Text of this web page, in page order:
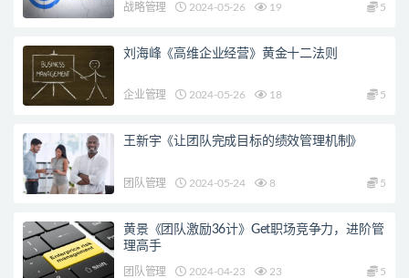
战略管理 2024-05-26 19 5
刘海峰《高维企业经营》黄金十二法则
企业管理 2024-05-26 18 5
王新宇《让团队完成目标的绩效管理机制》
团队管理 2024-05-24 8 5
黄景《团队激励36计》Get职场竞争力，进阶管
理高手
团队管理 2024-04-23 23 5